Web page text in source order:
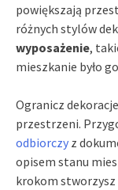
powiększają
różnych stylów
wyposażenie,
mieszkanie było
Ogranicz
przestrzeni.
odbiorczy z
opisem stanu
krokom